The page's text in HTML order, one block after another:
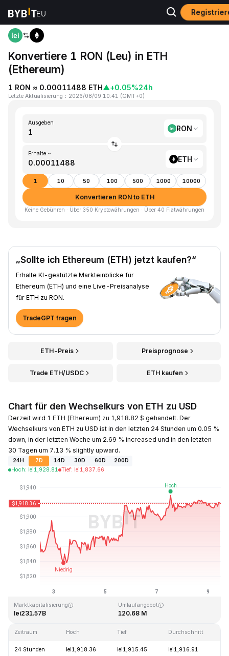
Home RON to ETH
Konvertiere 1 RON (Leu) in ETH
(Ethereum)
1 RON ≈ 0.00011488 ETH▲+0.05%24h
Letzte Aktualisierung ： 2026/08/09 10:41 (GMT+0)
Ausgeben
RON
Erhalte ~
ETH
1 10 50 100 500 1000 10000
Konvertieren RON to ETH
Keine Gebühren · Über 350 Kryptowährungen · Über 40 Fiatwährungen
„Sollte ich Ethereum (ETH) jetzt kaufen?“
Erhalte KI-gestützte Markteinblicke für
Ethereum (ETH) und eine Live-Preisanalyse
für ETH zu RON.
TradeGPT fragen
ETH-Preis Preisprognose
Trade ETH/USDC ETH kaufen
Chart für den Wechselkurs von ETH zu USD
Derzeit wird 1 ETH (Ethereum) zu 1,918.82 $ gehandelt. Der
Wechselkurs von ETH zu USD ist in den letzten 24 Stunden um 0.05 %
down, in der letzten Woche um 2.69 % increased und in den letzten
30 Tagen um 7.13 % slightly upward.
24H 7D 14D 30D 60D
200D
Hoch: lei1,928.81 Tief: lei1,837.66
Zuletzt aktualisiert: 2026-08-09, 10:41 GMT+0
Marktkapitalisierung
lei231.57B
Umlaufangebot
120.68 M
Zeitraum Hoch Tief Durchschnitt
24 Stunden lei1,918.36 lei1,915.45 lei1,916.91